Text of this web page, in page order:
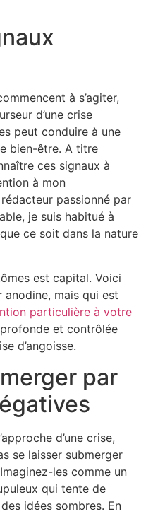
à s’agiter,
d’une crise
peut conduire à une
bien-être. A titre
ces signaux à
à mon
passionné par
je suis habitué à
ce soit dans la nature
est capital. Voici
anodine, mais qui est
particulière à votre
et contrôlée
d’angoisse.
par
d’une crise,
se laisser submerger
les comme un
qui tente de
idées sombres. En